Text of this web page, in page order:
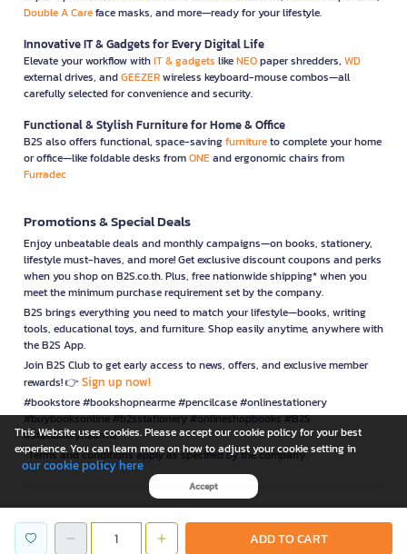
ADD TO CART
Double A Careface masks, and more—ready for your lifestyle.
Innovative IT & Gadgets for Every Digital Life
Elevate your workflow withIT & gadgets likeNEOpaper shredders, WD
external drives, andGEEZERwireless keyboard-mouse combos—all
carefully selected for convenience and security.
Functional & Stylish Furniture for Home & Office
B2S also offers functional, space-savingfurnitureto complete your home
or office—like foldable desks fromONEand ergonomic chairs from
Furradec
Promotions & Special Deals
Enjoy unbeatable deals and monthly campaigns—on books, stationery,
lifestyle must-haves, and more! Get exclusive discount coupons and perks
when you shop on B2S.co.th. Plus, free nationwide shipping* when you
meet the minimum purchase requirement set by the company.
B2S brings everything you need to match your lifestyle—books, writing
tools, educational toys, and furniture. Shop easily anytime, anywhere with
the B2S App.
Join B2S Club to get early access to news, offers, and exclusive member
rewards! 👉 Sign up now!
#bookstore #bookshopnearme #pencilcase #onlinestationery
#buybooksonline #b2sstationery #onlineshopbooks #B2S
#stationerynearme
*Terms and conditions apply as specified by the company.
is a company operating under
This Website uses cookies. Please accept our cookie policy for your best
experience. You can learn more on how to adjust your cookie setting in
our cookie policy here
Accept